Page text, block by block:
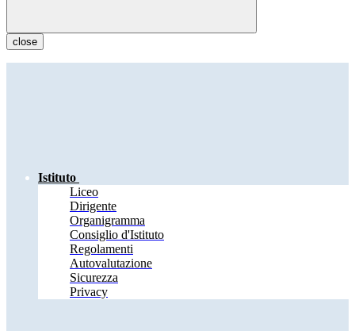
close
Istituto
Liceo
Dirigente
Organigramma
Consiglio d'Istituto
Regolamenti
Autovalutazione
Sicurezza
Privacy